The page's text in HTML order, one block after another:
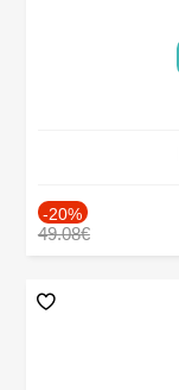
-20%
49.08€